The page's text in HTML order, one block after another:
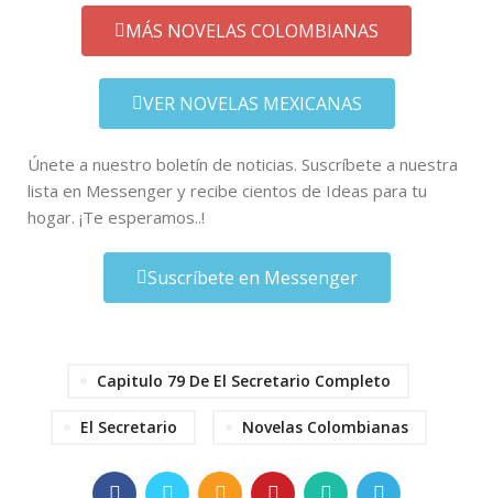
MÁS NOVELAS COLOMBIANAS
VER NOVELAS MEXICANAS
Únete a nuestro boletín de noticias. Suscríbete a nuestra
lista en Messenger y recibe cientos de Ideas para tu
hogar. ¡Te esperamos..!
Suscríbete en Messenger
Capitulo 79 De El Secretario Completo
El Secretario Novelas Colombianas